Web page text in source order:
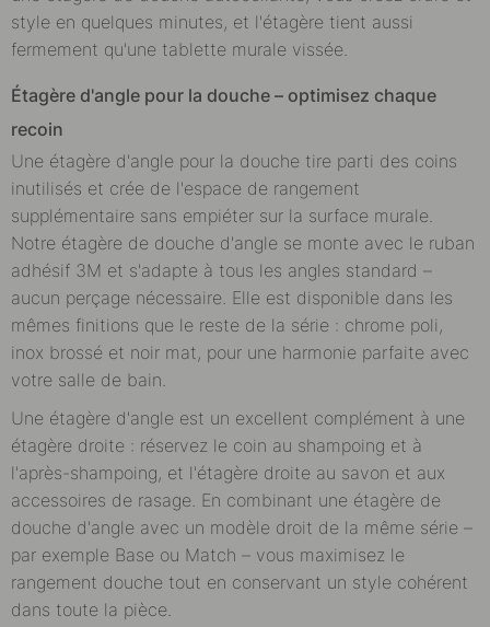
style en quelques minutes, et l'étagère tient aussi
fermement qu'une tablette murale vissée.
Étagère d'angle pour la douche – optimisez chaque
recoin
Une étagère d'angle pour la douche tire parti des coins
inutilisés et crée de l'espace de rangement
supplémentaire sans empiéter sur la surface murale.
Notre étagère de douche d'angle se monte avec le ruban
adhésif 3M et s'adapte à tous les angles standard –
aucun perçage nécessaire. Elle est disponible dans les
mêmes finitions que le reste de la série : chrome poli,
inox brossé et noir mat, pour une harmonie parfaite avec
votre salle de bain.
Une étagère d'angle est un excellent complément à une
étagère droite : réservez le coin au shampoing et à
l'après-shampoing, et l'étagère droite au savon et aux
accessoires de rasage. En combinant une étagère de
douche d'angle avec un modèle droit de la même série –
par exemple Base ou Match – vous maximisez le
rangement douche tout en conservant un style cohérent
dans toute la pièce.